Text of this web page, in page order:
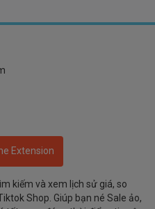
Extension
kiếm và xem lịch sử giá, so
Shop. Giúp bạn né Sale ảo,